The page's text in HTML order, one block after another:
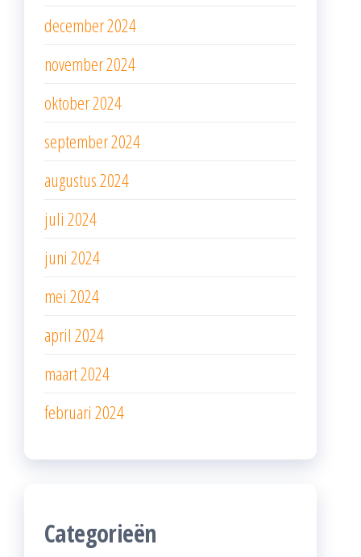
december 2024
november 2024
oktober 2024
september 2024
augustus 2024
juli 2024
juni 2024
mei 2024
april 2024
maart 2024
februari 2024
Categorieën